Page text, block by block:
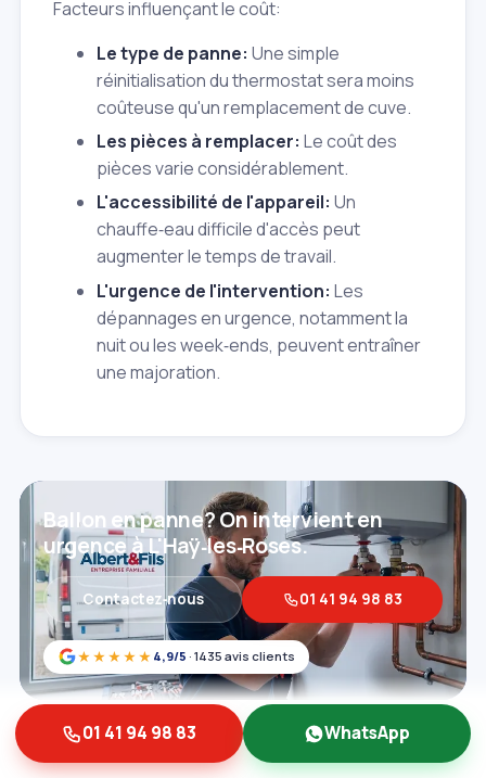
Facteurs influençant le coût:
Le type de panne: Une simple
réinitialisation du thermostat sera moins
coûteuse qu'un remplacement de cuve.
Les pièces à remplacer: Le coût des
pièces varie considérablement.
L'accessibilité de l'appareil: Un
chauffe‑eau difficile d'accès peut
augmenter le temps de travail.
L'urgence de l'intervention: Les
dépannages en urgence, notamment la
nuit ou les week‑ends, peuvent entraîner
une majoration.
★★★★★ 4,9/5 · 1435 avis clients
Ballon en panne? On intervient en
urgence à L'Haÿ‑les‑Roses.
Contactez‑nous 01 41 94 98 83
01 41 94 98 83 WhatsApp